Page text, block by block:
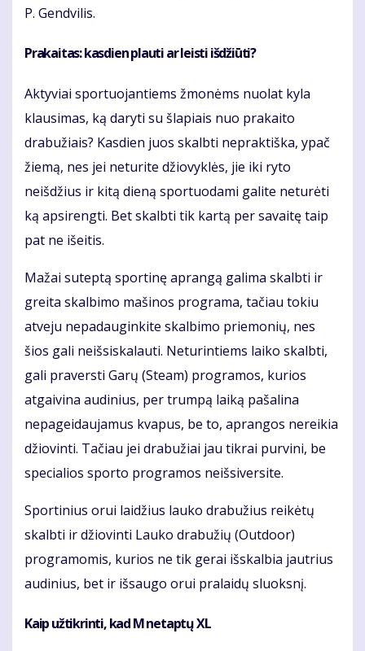
P. Gendvilis.
Prakaitas: kasdien plauti ar leisti išdžiūti?
Aktyviai sportuojantiems žmonėms nuolat kyla
klausimas, ką daryti su šlapiais nuo prakaito
drabužiais? Kasdien juos skalbti nepraktiška, ypač
žiemą, nes jei neturite džiovyklės, jie iki ryto
neišdžius ir kitą dieną sportuodami galite neturėti
ką apsirengti. Bet skalbti tik kartą per savaitę taip
pat ne išeitis.
Mažai suteptą sportinę aprangą galima skalbti ir
greita skalbimo mašinos programa, tačiau tokiu
atveju nepadauginkite skalbimo priemonių, nes
šios gali neišsiskalauti. Neturintiems laiko skalbti,
gali praversti Garų (Steam) programos, kurios
atgaivina audinius, per trumpą laiką pašalina
nepageidaujamus kvapus, be to, aprangos nereikia
džiovinti. Tačiau jei drabužiai jau tikrai purvini, be
specialios sporto programos neišsiversite.
Sportinius orui laidžius lauko drabužius reikėtų
skalbti ir džiovinti Lauko drabužių (Outdoor)
programomis, kurios ne tik gerai išskalbia jautrius
audinius, bet ir išsaugo orui pralaidų sluoksnį.
Kaip užtikrinti, kad M netaptų XL